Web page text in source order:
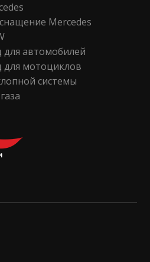
Mercedes
автомобилей
мотоциклов
системы